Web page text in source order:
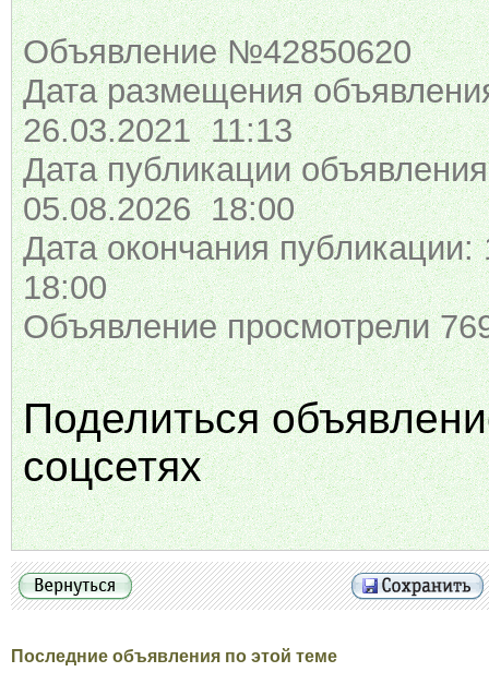
Объявление №42850620
Дата размещения
26.03.2021 11:13
Дата публикации
05.08.2026 18:00
Дата окончания публикации:
18:00
Объявление просмотрели
Поделиться
соцсетях
Последние объявления по этой теме